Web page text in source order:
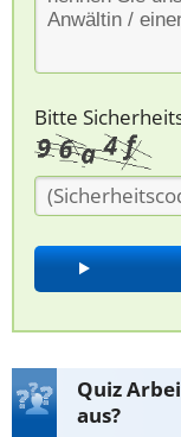
Bitte
Quiz
aus?